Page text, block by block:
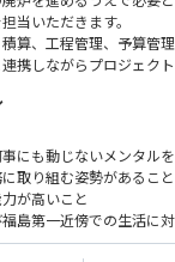
当いただきます。
算、工程管理、予算管理
携しながらプロジェク
の計画・調整業務が中心
立案および検討
施、実行計画の作成
および進捗確認
と関係先との調整
土木部門など複数部門
にも動じないメンタル
取り組む姿勢があること
が高いこと
島第一近傍での生活に